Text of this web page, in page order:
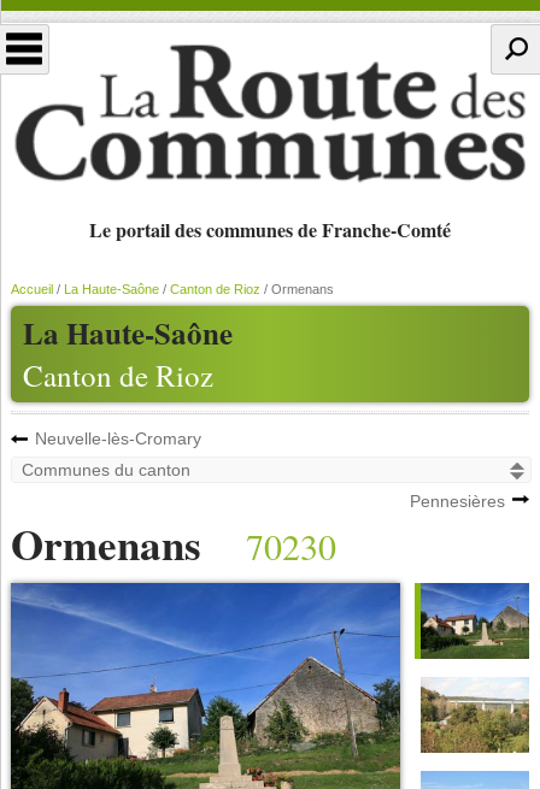
Le portail des communes de Franche-Comté
La Haute-Saône
Canton de Rioz
Accueil/ La Haute-Saône/ Canton de Rioz / Ormenans
Neuvelle-lès-Cromary
Pennesières
Ormenans 70230